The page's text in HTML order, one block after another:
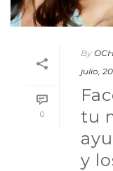
0
By
julio,
tu
y